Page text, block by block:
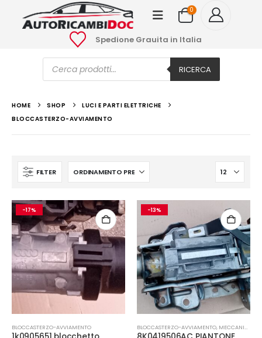
0
Spedione Grauita in Italia
Ricerca
prodotti RICERCA
HOME SHOP
LUCI E PARTI ELETTRICHE
BLOCCASTERZO-AVVIAMENTO
FILTER
-17%
BLOCCASTERZO-AVVIAMENTO
-13%
BLOCCASTERZO-AVVIAMENTO, MECCANICA E PERFORMANCE